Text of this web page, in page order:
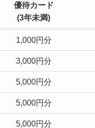
優待カード
(3年未満)
1,000円分
3,000円分
5,000円分
5,000円分
5,000円分